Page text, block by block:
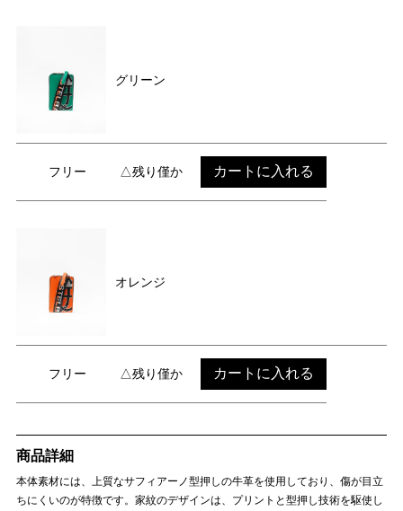
グリーン
フリー △残り僅か カートに入れる
オレンジ
フリー △残り僅か カートに入れる
商品詳細
本体素材には、上質なサフィアーノ型押しの牛革を使用しており、傷が目立
ちにくいのが特徴です。家紋のデザインは、プリントと型押し技術を駆使し